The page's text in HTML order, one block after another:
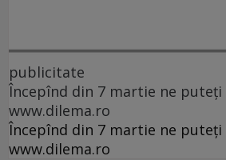
publicitate
Începînd din 7 martie ne puteți
www.dilema.ro
Începînd din 7 martie ne puteți
www.dilema.ro